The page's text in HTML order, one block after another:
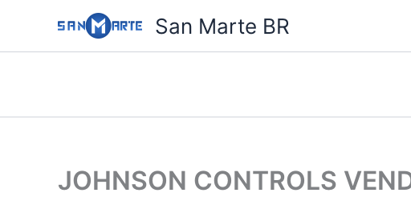
o
San Marte BR
JOHNSON CONTROLS